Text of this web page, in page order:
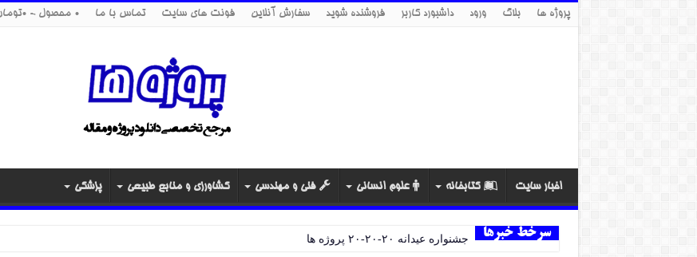
پروژه ها بلاگ ورود داشبورد کاربر فروشنده شوید سفارش آنلاین فونت های سایت تماس با ما 0 محصول 0تومان
اخبار سایت کتابخانه علوم انسانی فنی و مهندسی کشاورزی و منابع طبیعی پزشکی
سرخط خبرها جشنواره عیدانه ۲۰-۲۰-۲۰ پروژه ها